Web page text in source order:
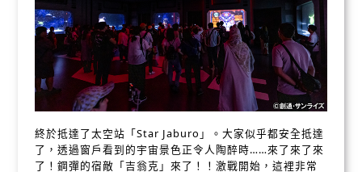
終於抵達了太空站「Star Jaburo」。大家似乎都安全抵達
了，透過窗戶看到的宇宙景色正令人陶醉時……來了來了來
了！鋼彈的宿敵「吉翁克」來了！！激戰開始，這裡非常